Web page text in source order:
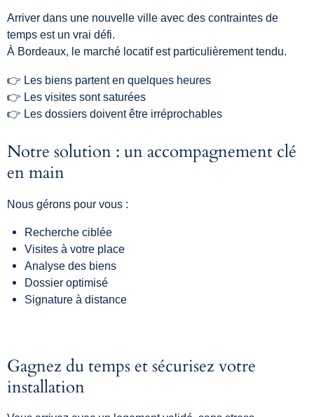
Arriver dans une nouvelle ville avec des contraintes de
temps est un vrai défi.
À Bordeaux, le marché locatif est particulièrement tendu.
👉 Les biens partent en quelques heures
👉 Les visites sont saturées
👉 Les dossiers doivent être irréprochables
Notre solution : un accompagnement clé
en main
Nous gérons pour vous :
Recherche ciblée
Visites à votre place
Analyse des biens
Dossier optimisé
Signature à distance
Gagnez du temps et sécurisez votre
installation